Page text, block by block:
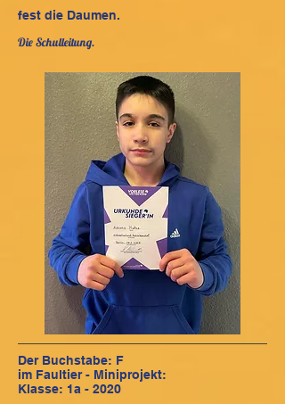
fest die Daumen.
Die Schulleitung.
Der Buchstabe: F
im Faultier - Miniprojekt:
Klasse: 1a - 2020